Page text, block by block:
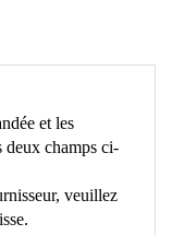
et les
deux champs ci-
veuillez